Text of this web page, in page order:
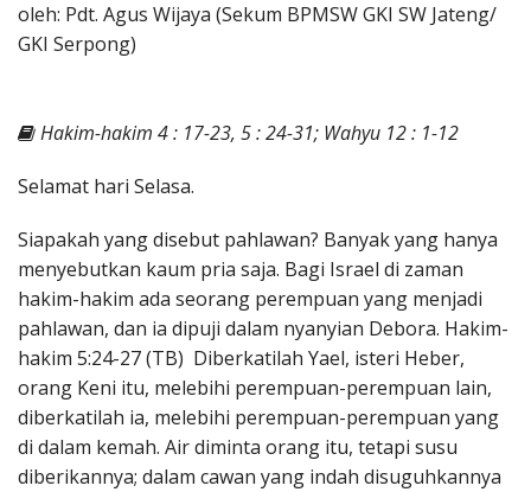
Berita Kegiatan
Materi
oleh: Pdt. Agus Wijaya (Sekum BPMSW GKI SW Jateng/
GKI Serpong)
Hakim-hakim 4 : 17-23, 5 : 24-31; Wahyu 12 : 1-12
Selamat hari Selasa.
Siapakah yang disebut pahlawan? Banyak yang hanya
menyebutkan kaum pria saja. Bagi Israel di zaman
hakim-hakim ada seorang perempuan yang menjadi
pahlawan, dan ia dipuji dalam nyanyian Debora. Hakim-
hakim 5:24-27 (TB) Diberkatilah Yael, isteri Heber,
orang Keni itu, melebihi perempuan-perempuan lain,
diberkatilah ia, melebihi perempuan-perempuan yang
di dalam kemah. Air diminta orang itu, tetapi susu
diberikannya; dalam cawan yang indah disuguhkannya